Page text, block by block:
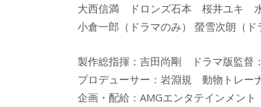
大西信満 ドロンズ石本 桜井ユキ
小倉一郎（ドラマのみ） 螢雪次朗（
製作総指揮：吉田尚剛 ドラマ版監
プロデューサー：岩淵規 動物トレー
企画・配給：AMGエンタテインメン